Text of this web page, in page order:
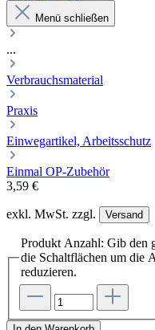
Menü schließen
...
Verbrauchsmaterial
Praxis
Einwegartikel, Arbeitsschutz
Einmal OP-Zubehör
3,59 €
exkl. MwSt. zzgl. Versand
Produkt Anzahl: Gib den
die Schaltflächen um die
reduzieren.